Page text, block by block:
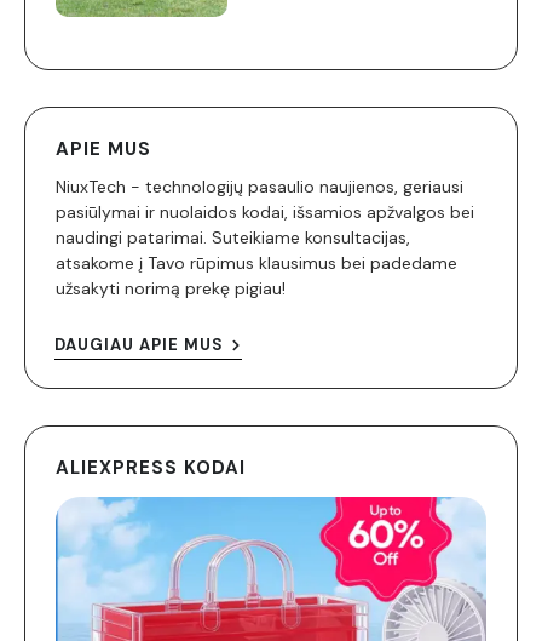
APIE MUS
NiuxTech - technologijų pasaulio naujienos, geriausi
pasiūlymai ir nuolaidos kodai, išsamios apžvalgos bei
naudingi patarimai. Suteikiame konsultacijas,
atsakome į Tavo rūpimus klausimus bei padedame
užsakyti norimą prekę pigiau!
DAUGIAU APIE MUS
ALIEXPRESS KODAI